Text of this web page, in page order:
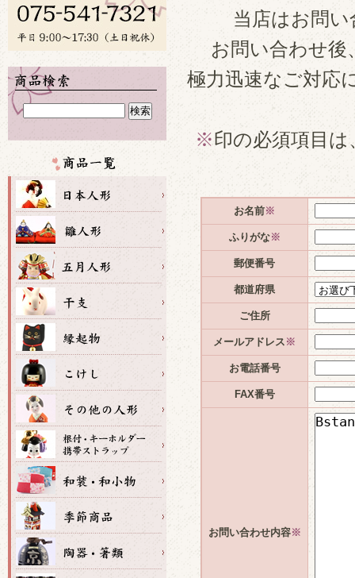
当店はお問
お問い合わせ後
極力迅速なご対応
※印の必須項目
お名前※
ふりがな※
郵便番号
都道府県
ご住所
メールアドレス ※
お電話番号
FAX番号
お問い合わせ内容※